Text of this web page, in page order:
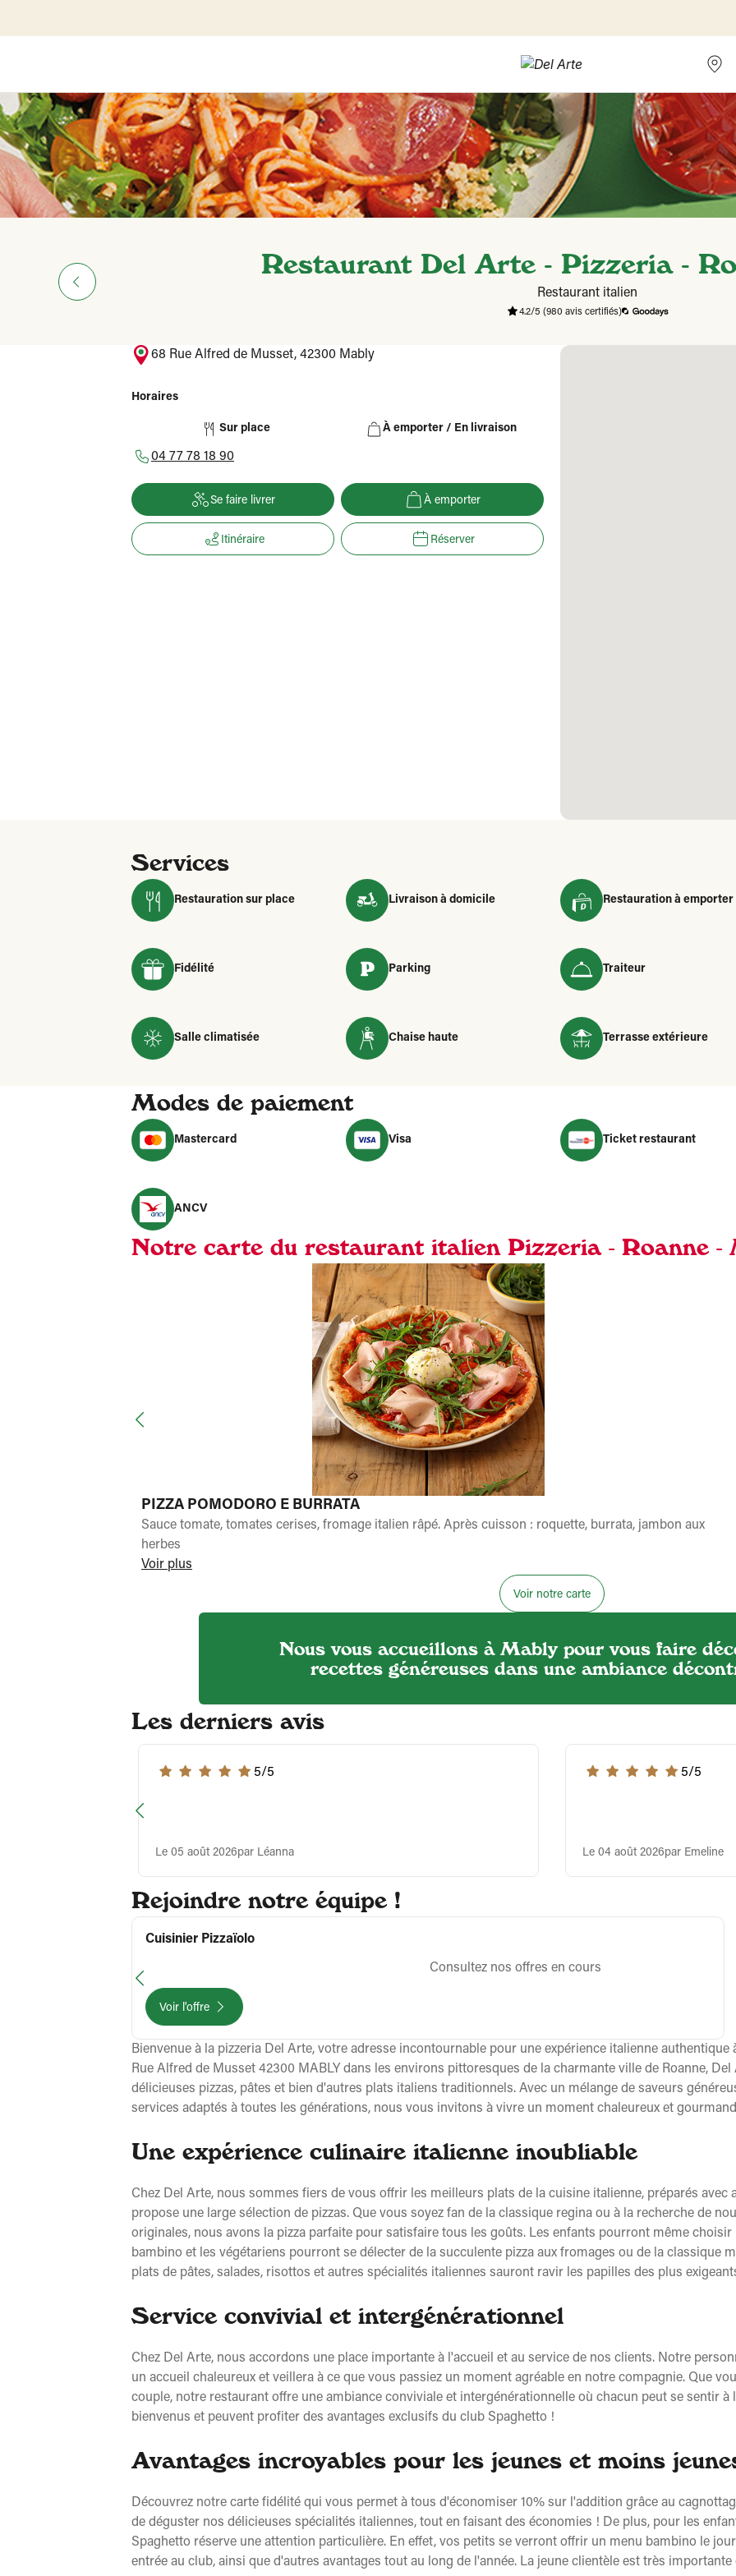
Restaurant Del Arte - Pizzeria -
Restaurant italien
4.2/5 (980 avis certifiés)
68 Rue Alfred de Musset, 42300 Mably
Horaires
Sur place À emporter / En livraison
04 77 78 18 90
Se faire livrer À emporter
Itinéraire Réserver
Services
Restauration sur place Livraison à domicile Restauration à emporter
Fidélité Parking Traiteur
Salle climatisée Chaise haute Terrasse extérieure
Modes de paiement
Mastercard Visa Ticket restaurant
ANCV
Notre carte du restaurant italien Pizzeria - Roanne -
PIZZA POMODORO E BURRATA
Sauce tomate, tomates cerises, fromage italien râpé. Après cuisson : roquette, burrata, jambon aux
herbes
Voir plus
Voir notre carte
Nous vous accueillons à Mably pour vous faire
recettes généreuses dans une ambiance
Les derniers avis
5/5
Le 05 août 2026 par Léanna
5/5
Le 04 août 2026 par Emeline
Rejoindre notre équipe !
Cuisinier Pizzaïolo
Consultez nos offres en cours
Voir l'offre
Bienvenue à la pizzeria Del Arte, votre adresse incontournable pour une expérience italienne authentique
Rue Alfred de Musset 42300 MABLY dans les environs pittoresques de la charmante ville de Roanne,
délicieuses pizzas, pâtes et bien d'autres plats italiens traditionnels. Avec un mélange de saveurs
services adaptés à toutes les générations, nous vous invitons à vivre un moment chaleureux et
Une expérience culinaire italienne inoubliable
Chez Del Arte, nous sommes fiers de vous offrir les meilleurs plats de la cuisine italienne, préparés
propose une large sélection de pizzas. Que vous soyez fan de la classique regina ou à la recherche de
originales, nous avons la pizza parfaite pour satisfaire tous les goûts. Les enfants pourront même
bambino et les végétariens pourront se délecter de la succulente pizza aux fromages ou de la classique
plats de pâtes, salades, risottos et autres spécialités italiennes sauront ravir les papilles des plus
Service convivial et intergénérationnel
Chez Del Arte, nous accordons une place importante à l'accueil et au service de nos clients. Notre
un accueil chaleureux et veillera à ce que vous passiez un moment agréable en notre compagnie. Que
couple, notre restaurant offre une ambiance conviviale et intergénérationnelle où chacun peut se sentir à
bienvenus et peuvent profiter des avantages exclusifs du club Spaghetto !
Avantages incroyables pour les jeunes et moins
Découvrez notre carte fidélité qui vous permet à tous d'économiser 10% sur l'addition grâce au
de déguster nos délicieuses spécialités italiennes, tout en faisant des économies ! De plus, pour les
Spaghetto réserve une attention particulière. En effet, vos petits se verront offrir un menu bambino le
entrée au club, ainsi que d'autres avantages tout au long de l'année. La jeune clientèle est très importante